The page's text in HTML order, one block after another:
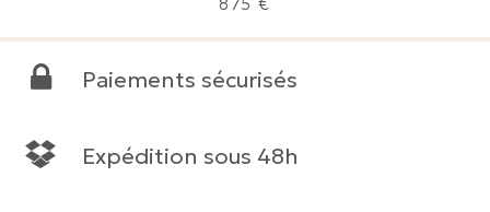
Paiements sécurisés
Expédition sous 48h